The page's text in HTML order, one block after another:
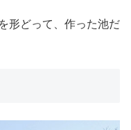
形どって、作った池だ